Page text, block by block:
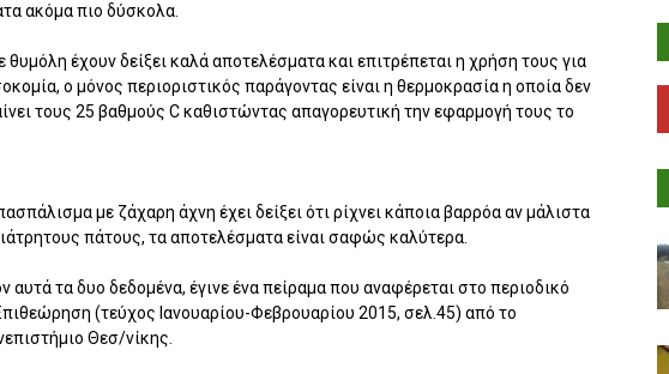
ακόμα πιο δύσκολα.
έχουν δείξει καλά αποτελέσματα και επιτρέπεται η χρήση τους για
ο μόνος περιοριστικός παράγοντας είναι η θερμοκρασία η οποία δεν
τους 25 βαθμούς C καθιστώντας απαγορευτική την εφαρμογή τους το
με ζάχαρη άχνη έχει δείξει ότι ρίχνει κάποια βαρρόα αν μάλιστα
πάτους, τα αποτελέσματα είναι σαφώς καλύτερα.
αυτά τα δυο δεδομένα, έγινε ένα πείραμα που αναφέρεται στο περιοδικό
(τεύχος Ιανουαρίου-Φεβρουαρίου 2015, σελ.45) από το
Θεσ/νίκης.